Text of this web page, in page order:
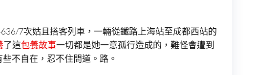
7次姑且搭客列車，一輛從鐵路上海站至成都西站的
了這包養故事一切都是她一意孤行造成的，難怪會遭到
不自在，忍不住問道。路。